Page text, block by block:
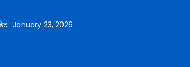
:January 23, 2026